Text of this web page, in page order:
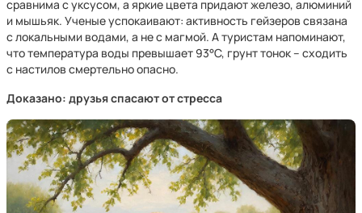
сравнима с уксусом, а яркие цвета придают железо, алюминий
и мышьяк. Ученые успокаивают: активность гейзеров связана
с локальными водами, а не с магмой. А туристам напоминают,
что температура воды превышает 93°C, грунт тонок – сходить
с настилов смертельно опасно.
Доказано: друзья спасают от стресса